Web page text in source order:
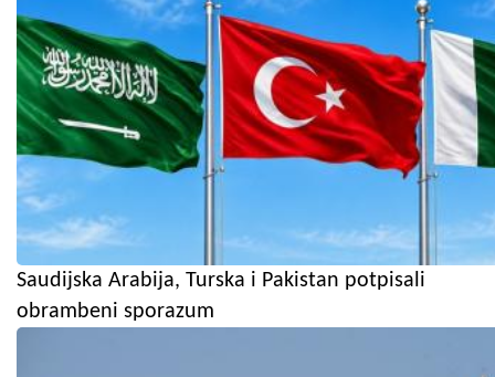
Saudijska Arabija, Turska i Pakistan potpisali
obrambeni sporazum